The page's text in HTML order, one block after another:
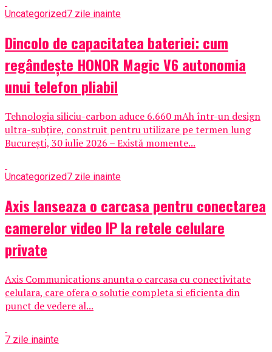
Uncategorized7 zile inainte
Dincolo de capacitatea bateriei: cum
regândește HONOR Magic V6 autonomia
unui telefon pliabil
Tehnologia siliciu-carbon aduce 6.660 mAh într-un design
ultra-subțire, construit pentru utilizare pe termen lung
București, 30 iulie 2026 – Există momente...
Uncategorized7 zile inainte
Axis lanseaza o carcasa pentru conectarea
camerelor video IP la retele celulare
private
Axis Communications anunta o carcasa cu conectivitate
celulara, care ofera o solutie completa si eficienta din
punct de vedere al...
7 zile inainte